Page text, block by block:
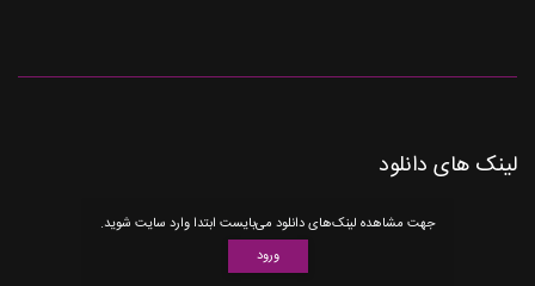
لینک های دانلود
جهت مشاهده لینک‌های دانلود می‌بایست ابتدا وارد سایت شوید.
ورود